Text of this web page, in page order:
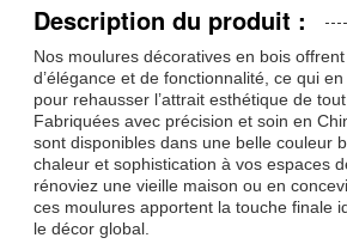
Description du produit :
Nos moulures décoratives en bois
d’élégance et de fonctionnalité, ce qui
pour rehausser l’attrait esthétique de
Fabriquées avec précision et soin en
sont disponibles dans une belle couleur
chaleur et sophistication à vos espaces
rénoviez une vieille maison ou en
ces moulures apportent la touche finale
le décor global.